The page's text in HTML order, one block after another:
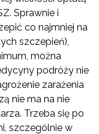
Sprawnie i
co najmniej na
szczepień),
można
podróży nie
zarażenia
nie ma na nie
Trzeba się po
szczególnie w